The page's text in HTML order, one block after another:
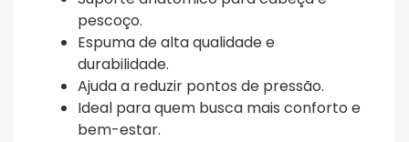
pescoço.
Espuma de alta qualidade e
durabilidade.
Ajuda a reduzir pontos de pressão.
Ideal para quem busca mais conforto e
bem-estar.